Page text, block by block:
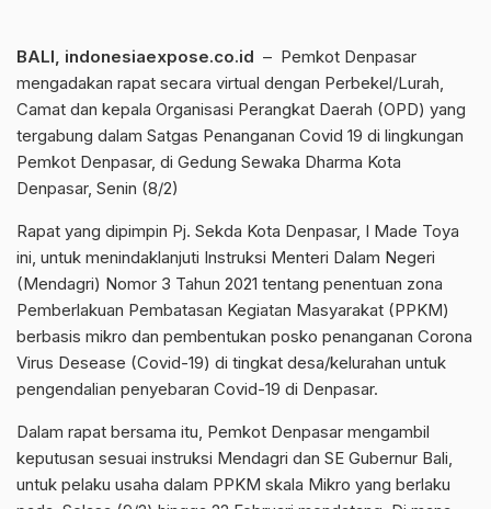
BALI, indonesiaexpose.co.id – Pemkot Denpasar
mengadakan rapat secara virtual dengan Perbekel/Lurah,
Camat dan kepala Organisasi Perangkat Daerah (OPD) yang
tergabung dalam Satgas Penanganan Covid 19 di lingkungan
Pemkot Denpasar, di Gedung Sewaka Dharma Kota
Denpasar, Senin (8/2)
Rapat yang dipimpin Pj. Sekda Kota Denpasar, I Made Toya
ini, untuk menindaklanjuti Instruksi Menteri Dalam Negeri
(Mendagri) Nomor 3 Tahun 2021 tentang penentuan zona
Pemberlakuan Pembatasan Kegiatan Masyarakat (PPKM)
berbasis mikro dan pembentukan posko penanganan Corona
Virus Desease (Covid-19) di tingkat desa/kelurahan untuk
pengendalian penyebaran Covid-19 di Denpasar.
Dalam rapat bersama itu, Pemkot Denpasar mengambil
keputusan sesuai instruksi Mendagri dan SE Gubernur Bali,
untuk pelaku usaha dalam PPKM skala Mikro yang berlaku